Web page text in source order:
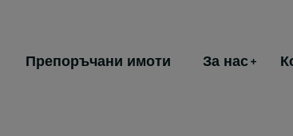
Препоръчани имоти За нас